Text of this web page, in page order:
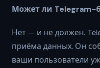
Может ли Telegram-
Нет — и не должен.
приёма данных. Он
ваши пользователи